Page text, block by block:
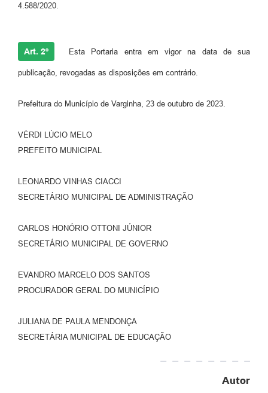
4.588/2020.
Art. 2º Esta Portaria entra em vigor na data de sua
publicação, revogadas as disposições em contrário.
Prefeitura do Município de Varginha, 23 de outubro de 2023.
VÉRDI LÚCIO MELO
PREFEITO MUNICIPAL
LEONARDO VINHAS CIACCI
SECRETÁRIO MUNICIPAL DE ADMINISTRAÇÃO
CARLOS HONÓRIO OTTONI JÚNIOR
SECRETÁRIO MUNICIPAL DE GOVERNO
EVANDRO MARCELO DOS SANTOS
PROCURADOR GERAL DO MUNICÍPIO
JULIANA DE PAULA MENDONÇA
SECRETÁRIA MUNICIPAL DE EDUCAÇÃO
Autor